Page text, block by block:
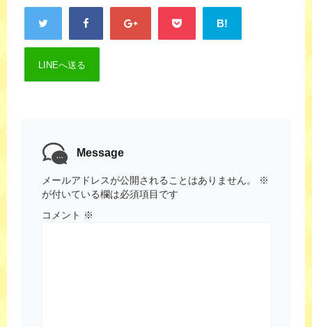
B!
LINEへ送る
Message
メールアドレスが公開されることはありません。
※
が付いている欄は必須項目です
コメント ※